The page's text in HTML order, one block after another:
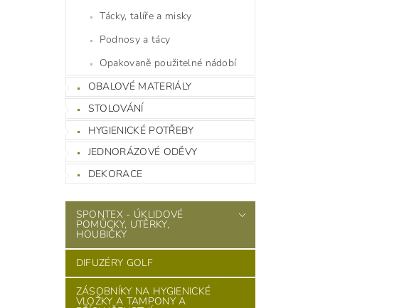
Tácky, talíře a misky
Podnosy a tácy
Opakovaně použitelné nádobí
OBALOVÉ MATERIÁLY
STOLOVÁNÍ
HYGIENICKÉ POTŘEBY
JEDNORÁZOVÉ ODĚVY
DEKORACE
SPONTEX - ÚKLIDOVÉ
POMŮCKY, UTĚRKY,
HOUBIČKY
DIFUZÉRY GOLF
ZÁSOBNÍKY NA HYGIENICKÉ
VLOŽKY A TAMPONY A